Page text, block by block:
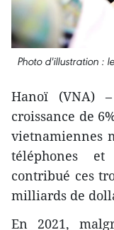
Photo d'illustration :
Hanoï (VNA)
croissance de
vietnamiennes
téléphones
contribué ces
milliards de
En 2021,